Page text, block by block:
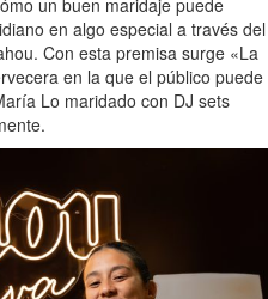
en algo especial a través del
Con esta premisa surge «La
en la que el público puede
Lo maridado con DJ sets